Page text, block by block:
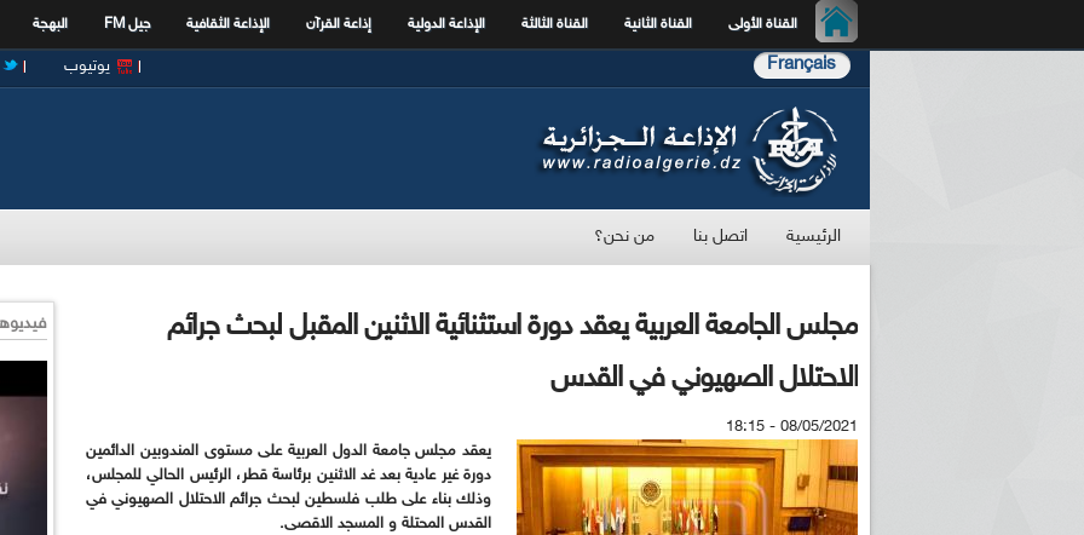
القناة الأولى القناة الثانية القناة الثالثة الإذاعة الدولية إذاعة القرآن الإذاعة الثقافية جيل FM البهجة
Français يوتيوب
الرئيسية اتصل بنا من نحن؟
مجلس الجامعة العربية يعقد دورة استثنائية الاثنين المقبل لبحث جرائم
الاحتلال الصهيوني في القدس
08/05/2021 - 18:15
يعقد مجلس جامعة الدول العربية على مستوى المندوبين الدائمين
دورة غير عادية بعد غد الاثنين برئاسة قطر، الرئيس الحالي للمجلس،
وذلك بناء على طلب فلسطين لبحث جرائم الاحتلال الصهيوني في
القدس المحتلة و المسجد الاقصى.